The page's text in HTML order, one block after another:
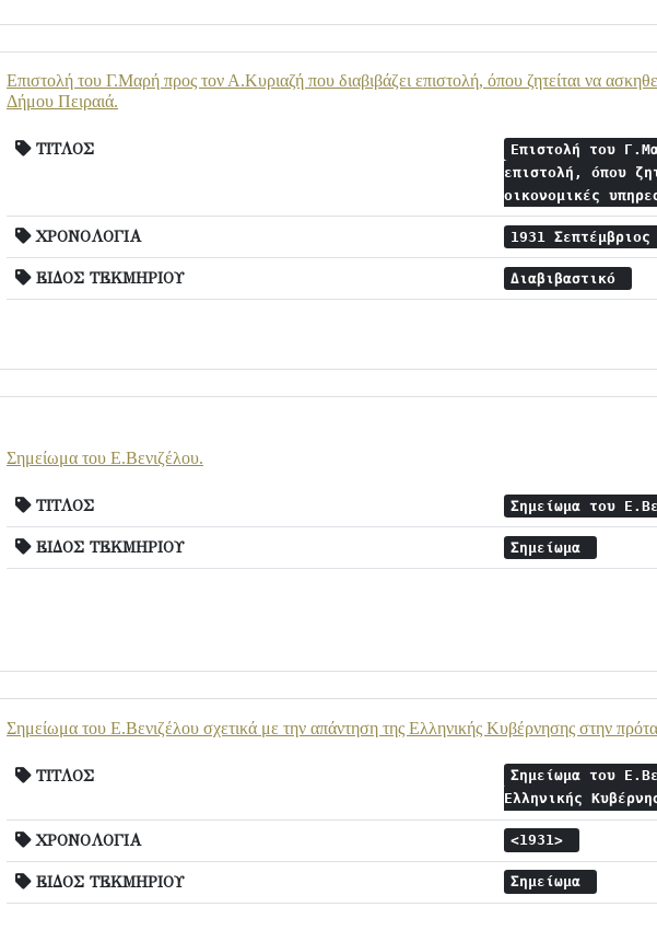
Επιστολή του Γ.Μαρή προς τον Α.Κυριαζή που διαβιβάζει επιστολή, όπου ζητείται να
Δήμου Πειραιά.
ΤΙΤΛΟΣ
Επιστολή του
επιστολή, όπου
οικονομικές
ΧΡΟΝΟΛΟΓΙΑ 1931
ΕΙΔΟΣ ΤΕΚΜΗΡΙΟΥ Διαβιβαστικό
Σημείωμα του Ε.Βενιζέλου.
ΤΙΤΛΟΣ Σημείωμα του
ΕΙΔΟΣ ΤΕΚΜΗΡΙΟΥ Σημείωμα
Σημείωμα του Ε.Βενιζέλου σχετικά με την απάντηση της Ελληνικής Κυβέρνησης στην
ΤΙΤΛΟΣ
Σημείωμα του
Ελληνικής
ΧΡΟΝΟΛΟΓΙΑ <1931>
ΕΙΔΟΣ ΤΕΚΜΗΡΙΟΥ Σημείωμα